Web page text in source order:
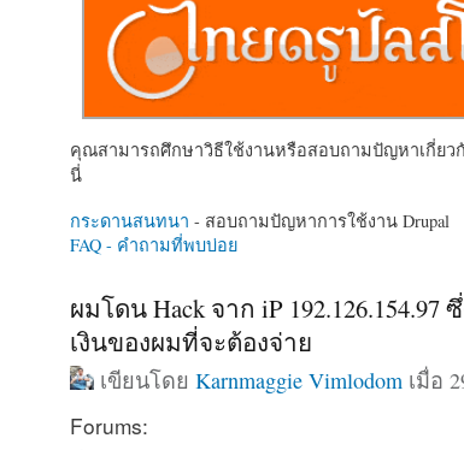
คุณสามารถศึกษาวิธีใช้งานหรือสอบถามปัญหาเกี่ยว
นี่
กระดานสนทนา - สอบถามปัญหาการใช้งาน Drupal
FAQ - คำถามที่พบบ่อย
ผมโดน Hack จาก iP
เงินของผมที่จะต้องจ่าย
เขียนโดย Karnmaggie Vimlodom เมื่อ
Forums: